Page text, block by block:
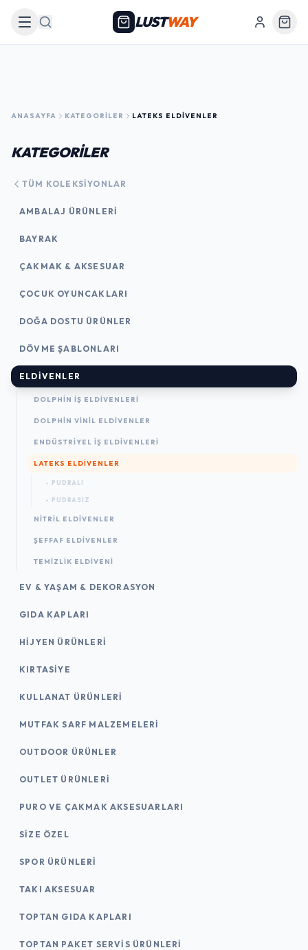
Arama LUSTWAY
ANASAYFA KATEGORILER LATEKS ELDIVENLER
KATEGORİLER
TÜM KOLEKSIYONLAR
AMBALAJ ÜRÜNLERI
BAYRAK
ÇAKMAK & AKSESUAR
ÇOCUK OYUNCAKLARI
DOĞA DOSTU ÜRÜNLER
DÖVME ŞABLONLARI
ELDIVENLER
DOLPHIN İŞ ELDIVENLERI
DOLPHIN VINIL ELDIVENLER
ENDÜSTRIYEL İŞ ELDIVENLERI
LATEKS ELDIVENLER
- PUDRALI
- PUDRASIZ
NITRIL ELDIVENLER
ŞEFFAF ELDIVENLER
TEMIZLIK ELDIVENI
EV & YAŞAM & DEKORASYON
GIDA KAPLARI
HIJYEN ÜRÜNLERI
KIRTASİYE
KULLANAT ÜRÜNLERI
MUTFAK SARF MALZEMELERI
OUTDOOR ÜRÜNLER
OUTLET ÜRÜNLERI
PURO VE ÇAKMAK AKSESUARLARI
SIZE ÖZEL
SPOR ÜRÜNLERI
TAKI AKSESUAR
TOPTAN GIDA KAPLARI
TOPTAN PAKET SERVIS ÜRÜNLERI